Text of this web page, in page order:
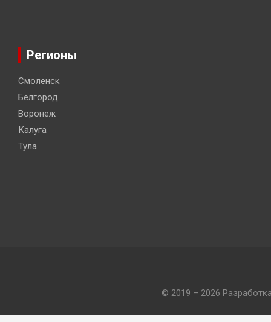
Регионы
Смоленск
Белгород
Воронеж
Калуга
Тула
© 2019 – 2026